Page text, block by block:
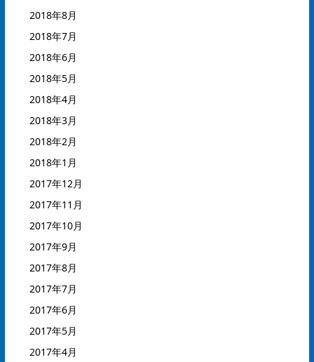
2018年8月
2018年7月
2018年6月
2018年5月
2018年4月
2018年3月
2018年2月
2018年1月
2017年12月
2017年11月
2017年10月
2017年9月
2017年8月
2017年7月
2017年6月
2017年5月
2017年4月